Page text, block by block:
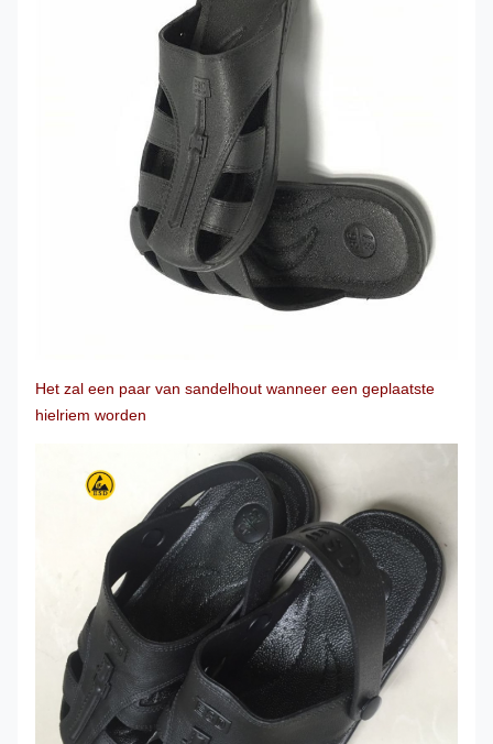
Het zal een paar van sandelhout wanneer een geplaatste
hielriem worden